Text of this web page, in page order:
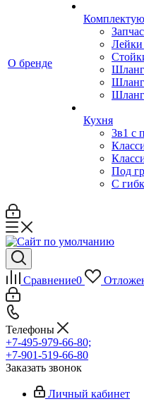
О бренде
Лейки
Кухня
3в1 с
Под
С
Сравнение0
Телефоны
+7-495-979-66-80;
+7-901-519-66-80
Заказать звонок
Личный кабинет